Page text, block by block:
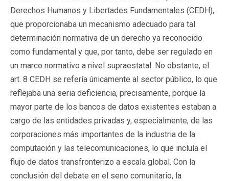
Derechos Humanos y Libertades Fundamentales (CEDH),
que proporcionaba un mecanismo adecuado para tal
determinación normativa de un derecho ya reconocido
como fundamental y que, por tanto, debe ser regulado en
un marco normativo a nivel supraestatal. No obstante, el
art. 8 CEDH se refería únicamente al sector público, lo que
reflejaba una seria deficiencia, precisamente, porque la
mayor parte de los bancos de datos existentes estaban a
cargo de las entidades privadas y, especialmente, de las
corporaciones más importantes de la industria de la
computación y las telecomunicaciones, lo que incluía el
flujo de datos transfronterizo a escala global. Con la
conclusión del debate en el seno comunitario, la